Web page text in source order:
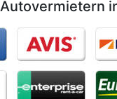
Autovermietern